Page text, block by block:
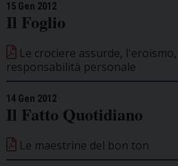
15 Gen 2012
Il Foglio
Le crociere assurde,
responsabilità personale
14 Gen 2012
Il Fatto Quotidiano
Le maestrine del bon ton